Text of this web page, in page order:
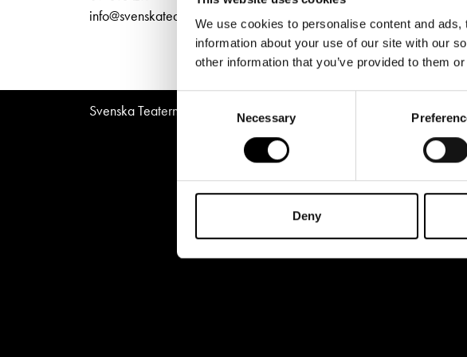
We use cookies to personalise content and
information about your use of our site with our
other information that you’ve provided to them
Necessary
Deny
Platskarta
info@svenskateatern.fi
Svenska Teatern © All Rights Reserved 2026